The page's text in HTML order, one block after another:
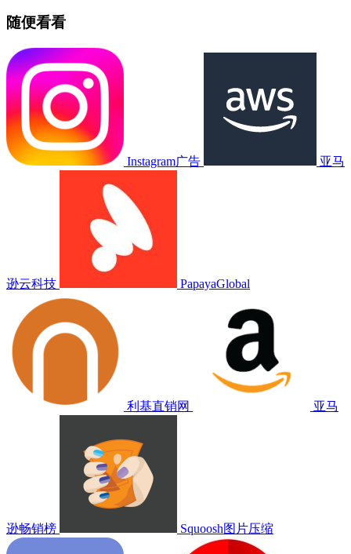
随便看看
Instagram广告 亚马
逊云科技 PapayaGlobal
利基直销网 亚马
逊畅销榜 Squoosh图片压缩